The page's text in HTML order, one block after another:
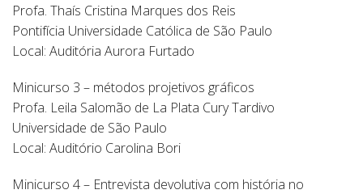
Profa. Thaís Cristina Marques dos Reis
Pontifícia Universidade Católica de São Paulo
Local: Auditória Aurora Furtado
Minicurso 3 – métodos projetivos gráficos
Profa. Leila Salomão de La Plata Cury Tardivo
Universidade de São Paulo
Local: Auditório Carolina Bori
Minicurso 4 – Entrevista devolutiva com história no